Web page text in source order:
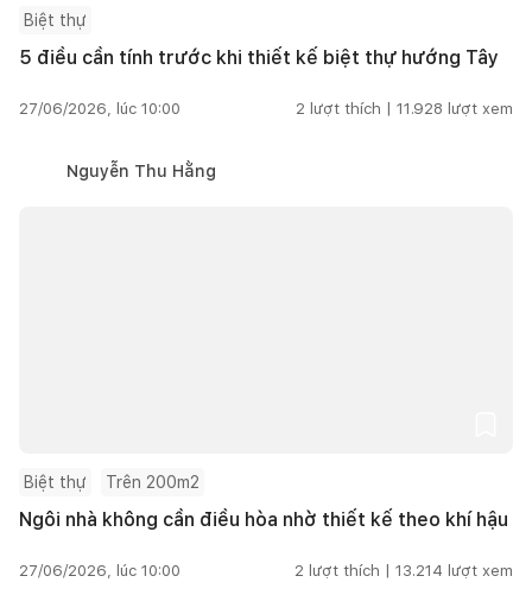
Biệt thự
5 điều cần tính trước khi thiết kế biệt thự hướng Tây
27/06/2026, lúc 10:00 2 lượt thích | 11.928 lượt xem
Nguyễn Thu Hằng
Biệt thự Trên 200m2
Ngôi nhà không cần điều hòa nhờ thiết kế theo khí hậu
27/06/2026, lúc 10:00 2 lượt thích | 13.214 lượt xem